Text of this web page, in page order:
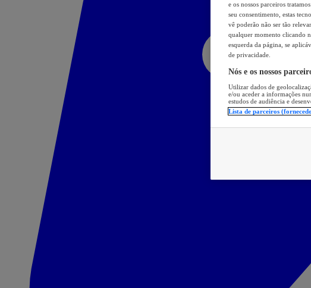
e os nossos parceiros
seu consentimento, estas
vê poderão não ser tão
qualquer momento clicando
esquerda da página, se
de privacidade.
Nós e os nossos
Utilizar dados de
e/ou aceder a informações
estudos de audiência e
Lista de parceiros